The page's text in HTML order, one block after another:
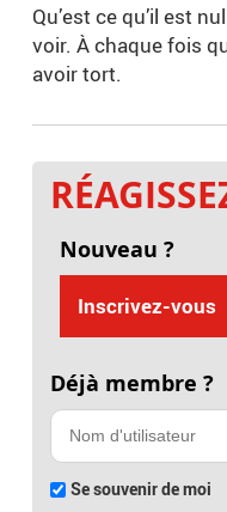
Qu’est ce qu’il est
voir. À chaque fois
avoir tort.
Nouveau ?
Inscrivez-vous
Déjà membre ?
Se souvenir de moi